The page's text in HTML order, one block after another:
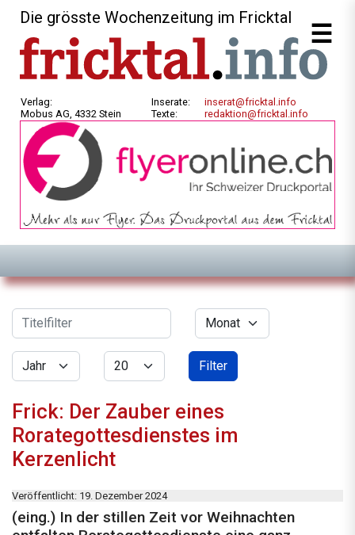
Die grösste Wochenzeitung im Fricktal
Verlag:
Mobus AG, 4332 Stein
Inserate:
Texte:
inserat@fricktal.info
redaktion@fricktal.info
Filter
Titelfilter Monat
Jahr Anzeige #
Filter
Frick: Der Zauber eines
Rorategottesdienstes im
Kerzenlicht
Veröffentlicht: 19. Dezember 2024
(eing.) In der stillen Zeit vor Weihnachten